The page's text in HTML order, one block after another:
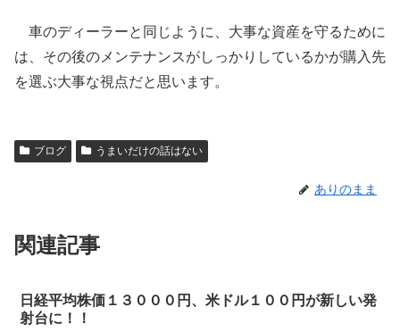
車のディーラーと同じように、大事な資産を守るために
は、その後のメンテナンスがしっかりしているかが購入先
を選ぶ大事な視点だと思います。
ブログ うまいだけの話はない
ありのまま
関連記事
日経平均株価１３０００円、米ドル１００円が新しい発
射台に！！